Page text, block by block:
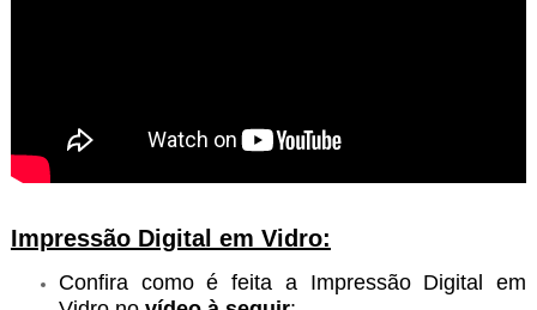
Impressão Digital em Vidro:
Confira como é feita a Impressão Digital em